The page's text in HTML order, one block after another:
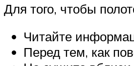
Для того, чтобы
Читайте
Перед тем, как